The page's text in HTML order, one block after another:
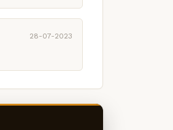
28-07-2023